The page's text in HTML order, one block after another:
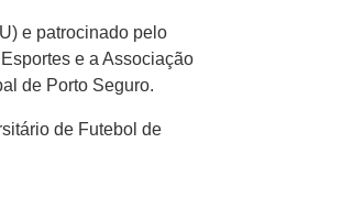
e patrocinado pelo
e a Associação
de Porto Seguro.
de Futebol de